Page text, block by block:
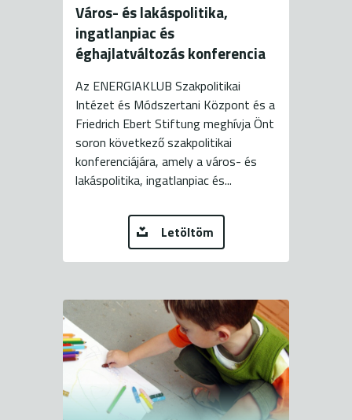
Város- és lakáspolitika,
ingatlanpiac és
éghajlatváltozás konferencia
Az ENERGIAKLUB Szakpolitikai
Intézet és Módszertani Központ és a
Friedrich Ebert Stiftung meghívja Önt
soron következő szakpolitikai
konferenciájára, amely a város- és
lakáspolitika, ingatlanpiac és...
Letöltöm